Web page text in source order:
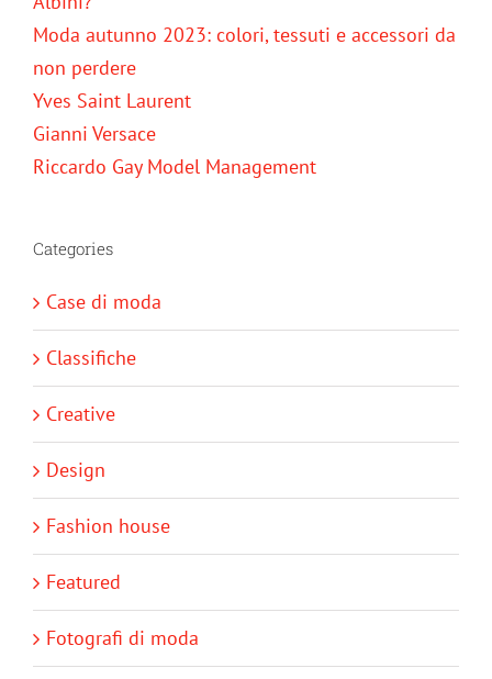
Moda autunno 2023: colori, tessuti e accessori da
non perdere
Yves Saint Laurent
Gianni Versace
Riccardo Gay Model Management
Categories
Case di moda
Classifiche
Creative
Design
Fashion house
Featured
Fotografi di moda